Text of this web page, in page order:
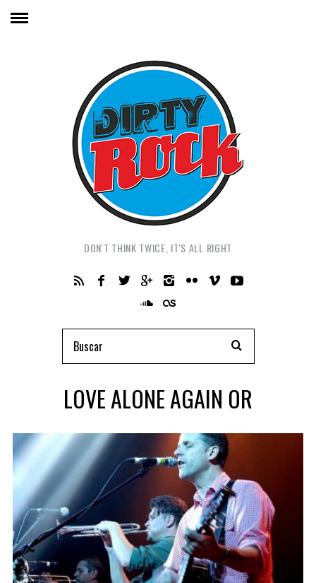
DON'T THINK TWICE, IT'S ALL RIGHT
LOVE ALONE AGAIN OR